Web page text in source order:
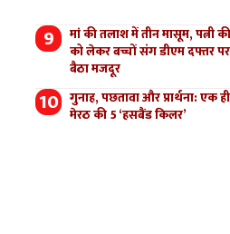
मां की तलाश में तीन मासूम, पत्नी
को लेकर बच्चों संग डीएम दफ्तर
बैठा मजदूर
गुनाह, पछतावा और प्रार्थना: एक
मेरठ की 5 ‘हसबैंड किलर’